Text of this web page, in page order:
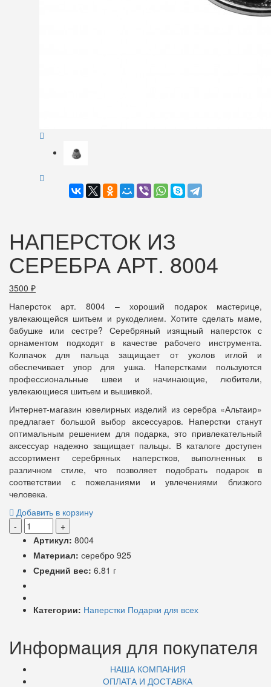
НАПЕРСТОК ИЗ
СЕРЕБРА АРТ. 8004
3500 ₽
Наперсток арт. 8004 – хороший подарок мастерице,
увлекающейся шитьем и рукоделием. Хотите сделать маме,
бабушке или сестре? Серебряный изящный наперсток с
орнаментом подходят в качестве рабочего инструмента.
Колпачок для пальца защищает от уколов иглой и
обеспечивает упор для ушка. Наперстками пользуются
профессиональные швеи и начинающие, любители,
увлекающиеся шитьем и вышивкой.
Интернет-магазин ювелирных изделий из серебра «Альтаир»
предлагает большой выбор аксессуаров. Наперстки станут
оптимальным решением для подарка, это привлекательный
аксессуар надежно защищает пальцы. В каталоге доступен
ассортимент серебряных наперстков, выполненных в
различном стиле, что позволяет подобрать подарок в
соответствии с пожеланиями и увлечениями близкого
человека.
Добавить в корзину
-
+
Артикул: 8004
Материал: серебро 925
Средний вес: 6.81 г
Категории: Наперстки Подарки для всех
Информация для покупателя
НАША КОМПАНИЯ
ОПЛАТА И ДОСТАВКА